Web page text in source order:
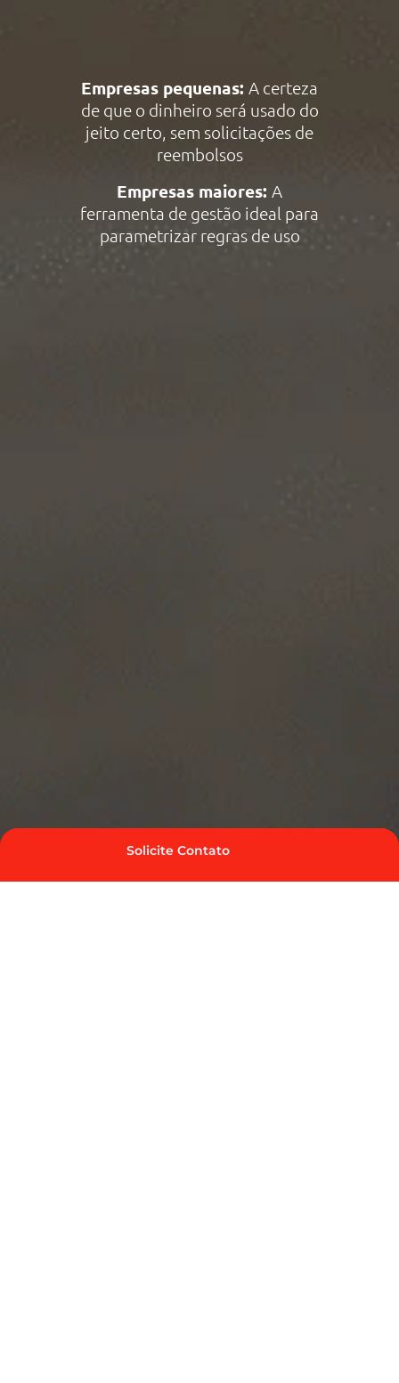
Empresas pequenas: A certeza
de que o dinheiro será usado do
jeito certo, sem solicitações de
reembolsos
Empresas maiores: A
ferramenta de gestão ideal para
parametrizar regras de uso
Solicite Contato